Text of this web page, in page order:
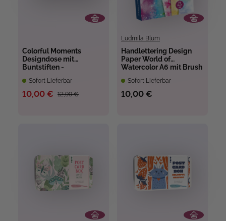
Colorful Moments
Designdose mit
Buntstiften -
Sofort Lieferbar
12,99 €
10,00 €
Ludmila Blum
Handlettering Design
Paper World of
Watercolor A6 mit Brush
Sofort Lieferbar
10,00 €